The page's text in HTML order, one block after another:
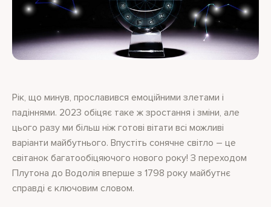
Рік, що минув, прославився емоційними злетами і
падіннями. 2023 обіцяє таке ж зростання і зміни, але
цього разу ми більш ніж готові вітати всі можливі
варіанти майбутнього. Впустіть сонячне світло – це
світанок багатообіцяючого нового року! З переходом
Плутона до Водолія вперше з 1798 року майбутнє
справді є ключовим словом.